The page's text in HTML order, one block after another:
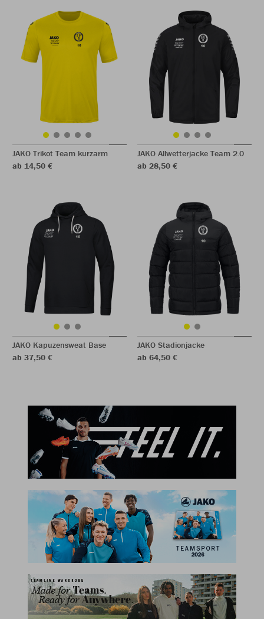
JAKO Trikot Team kurzarm
ab 14,50 €
JAKO Allwetterjacke Team 2.0
ab 28,50 €
JAKO Kapuzensweat Base
ab 37,50 €
JAKO Stadionjacke
ab 64,50 €